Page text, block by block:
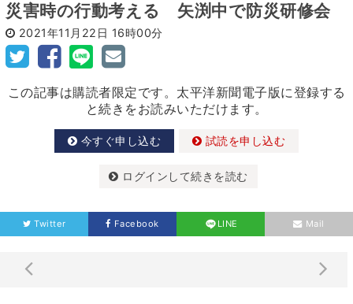
災害時の行動考える 矢渕中で防災研修会
2021年11月22日 16時00分
この記事は購読者限定です。太平洋新聞電子版に登録する
と続きをお読みいただけます。
今すぐ申し込む 試読を申し込む
ログインして続きを読む
Twitter Facebook LINE Mail